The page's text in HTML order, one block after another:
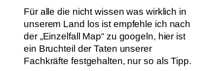
Für alle die nicht wissen was wirklich in
unserem Land los ist empfehle ich nach
der „Einzelfall Map“ zu googeln, hier ist
ein Bruchteil der Taten unserer
Fachkräfte festgehalten, nur so als Tipp.